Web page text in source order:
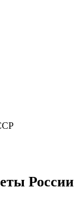
России